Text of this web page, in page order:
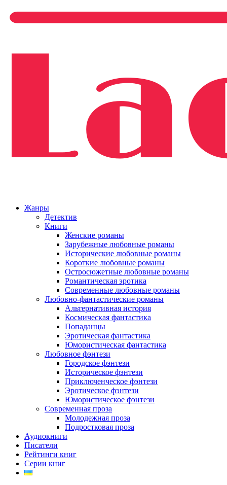
Жанры
Детектив
Книги
Женские романы
Зарубежные любовные романы
Исторические любовные романы
Короткие любовные романы
Остросюжетные любовные романы
Романтическая эротика
Современные любовные романы
Любовно-фантастические романы
Альтернативная история
Космическая фантастика
Попаданцы
Эротическая фантастика
Юмористическая фантастика
Любовное фэнтези
Городское фэнтези
Историческое фэнтези
Приключенческое фэнтези
Эротическое фэнтези
Юмористическое фэнтези
Современная проза
Молодежная проза
Подростковая проза
Аудиокниги
Писатели
Рейтинги книг
Серии книг